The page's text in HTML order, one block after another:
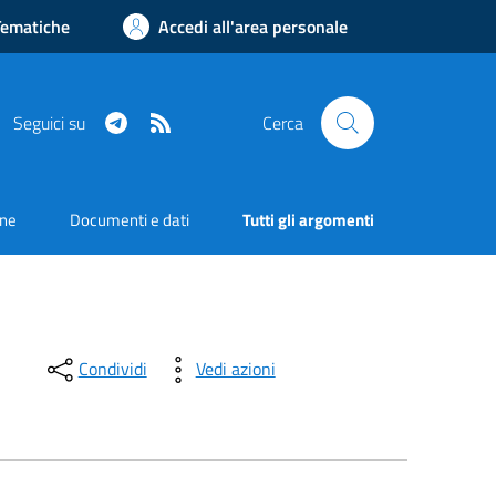
Accedi all'area personale
Seguici su Telegram Cerca
Documenti e dati Tutti gli argomenti
Condividi Vedi azioni